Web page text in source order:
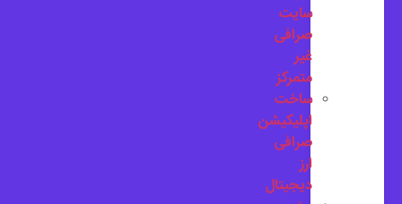
سایت
صرافی
غیر
متمرکز
ساخت
اپلیکیشن
صرافی
ارز
دیجیتال